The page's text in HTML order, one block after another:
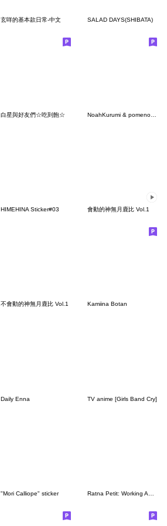
玄咩的基本款日常-中文 SALAD DAYS(SHIBATA)
白星與好友們☆吃到飽☆ NoahKurumi & pomenoah LINEstamps!
HIMEHINA Sticker#03 會動的神無月鹿比 Vol.1
不會動的神無月鹿比 Vol.1 Kamiina Botan
Daily Enna TV anime [Girls Band Cry]
"Mori Calliope" sticker